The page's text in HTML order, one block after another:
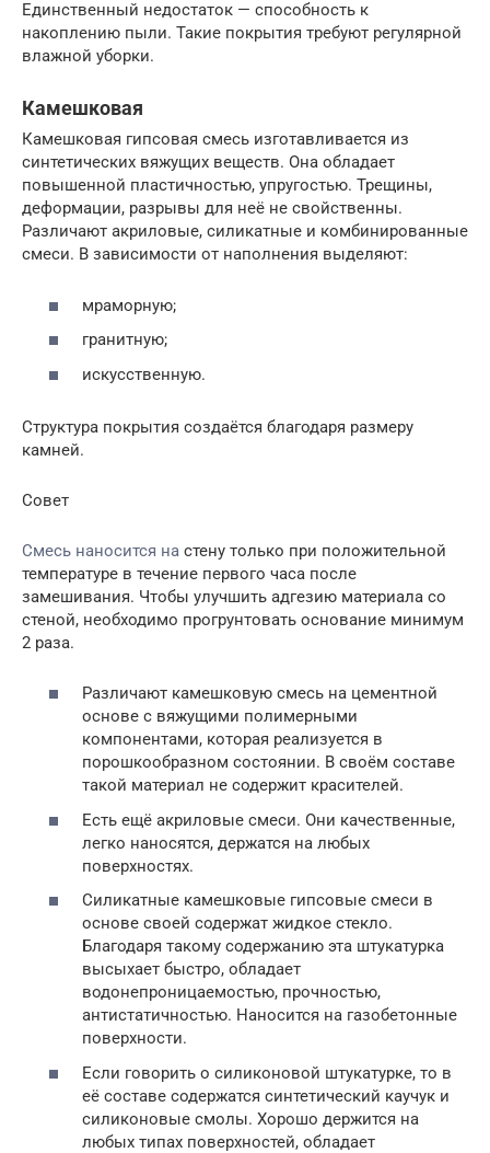
Единственный недостаток — способность к
накоплению пыли. Такие покрытия требуют регулярной
влажной уборки.
Камешковая
Камешковая гипсовая смесь изготавливается из
синтетических вяжущих веществ. Она обладает
повышенной пластичностью, упругостью. Трещины,
деформации, разрывы для неё не свойственны.
Различают акриловые, силикатные и комбинированные
смеси. В зависимости от наполнения выделяют:
мраморную;
гранитную;
искусственную.
Структура покрытия создаётся благодаря размеру
камней.
Совет
Смесь наносится на стену только при положительной
температуре в течение первого часа после
замешивания. Чтобы улучшить адгезию материала со
стеной, необходимо прогрунтовать основание минимум
2 раза.
Различают камешковую смесь на цементной
основе с вяжущими полимерными
компонентами, которая реализуется в
порошкообразном состоянии. В своём составе
такой материал не содержит красителей.
Есть ещё акриловые смеси. Они качественные,
легко наносятся, держатся на любых
поверхностях.
Силикатные камешковые гипсовые смеси в
основе своей содержат жидкое стекло.
Благодаря такому содержанию эта штукатурка
высыхает быстро, обладает
водонепроницаемостью, прочностью,
антистатичностью. Наносится на газобетонные
поверхности.
Если говорить о силиконовой штукатурке, то в
её составе содержатся синтетический каучук и
силиконовые смолы. Хорошо держится на
любых типах поверхностей, обладает